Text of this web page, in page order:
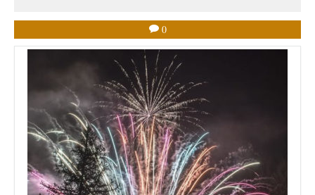
0